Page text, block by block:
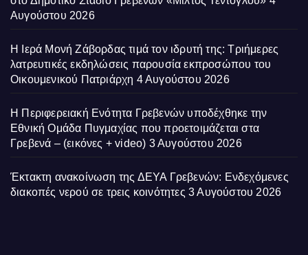
Αυγούστου 2026
Η Ιερά Μονή Ζάβορδας τιμά τον ιδρυτή της: Τριήμερες
λατρευτικές εκδηλώσεις παρουσία εκπροσώπου του
Οικουμενικού Πατριάρχη 4 Αυγούστου 2026
Η Περιφερειακή Ενότητα Γρεβενών υποδέχθηκε την
Εθνική Ομάδα Πυγμαχίας που προετοιμάζεται στα
Γρεβενά – (εικόνες + video) 3 Αυγούστου 2026
Έκτακτη ανακοίνωση της ΔΕΥΑ Γρεβενών: Ενδεχόμενες
διακοπές νερού σε τρεις κοινότητες 3 Αυγούστου 2026